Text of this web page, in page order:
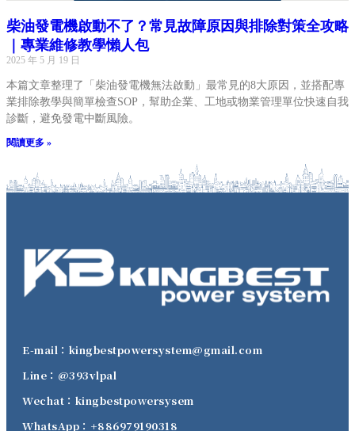
柴油發電機啟動不了？常見故障原因與排除對策全攻略
｜專業維修教學懶人包
2025 年 5 月 19 日
本篇文章整理了「柴油發電機無法啟動」最常見的8大原因，並搭配專
業排除教學與簡單檢查SOP，幫助企業、工地或物業管理單位快速自我
診斷，避免發電中斷風險。
閱讀更多 »
E-mail：kingbestpowersystem@gmail.com
Line：@393vlpal
Wechat：kingbestpowersysem
WhatsApp：+886979190318